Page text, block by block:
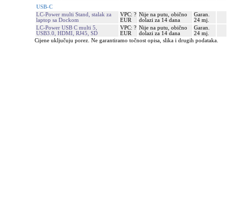
USB-C
LC-Power multi Stand, stalak za
laptop sa Dockom
VPC: ?
EUR
Nije na putu, obično
dolazi za 14 dana
Garan.
24 mj.
LC-Power USB C multi 5,
USB3.0, HDMI, RJ45, SD
VPC: ?
EUR
Nije na putu, obično
dolazi za 14 dana
Garan.
24 mj.
Cijene uključuju porez. Ne garantiramo točnost opisa, slika i drugih podataka.